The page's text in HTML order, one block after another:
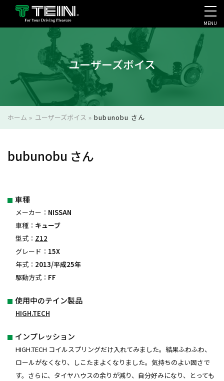
会社案内・採用・IR
MENU
ユーザーズボイス
ホーム » ユーザーズボイス »bubunobu さん
bubunobu さん
車種
メーカー： NISSAN
車種： キューブ
型式： Z12
グレード： 15X
年式： 2013/平成25年
駆動方式： FF
使用中のテイン製品
HIGH.TECH
インプレッション
HIGH.TECH コイルスプリングだけ入れてみました。結果ふわふわ、
ロールがなくなり、しこたまよくなりました。気持ちのよい固さで
す。さらに、タイヤハウスの余りが減り、自分好みになり、とっても